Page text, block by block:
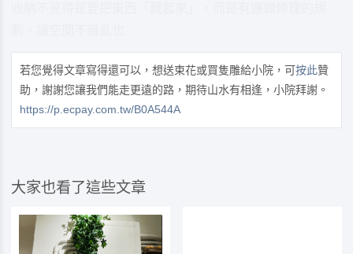
若您覺得文章寫得還可以，想送束花或買隻雕給小院，可按此贊
助，謝謝您讓我們能走更遠的路，期待山水有相逢，小院拜謝。
https://p.ecpay.com.tw/B0A544A
大家也看了這些文章